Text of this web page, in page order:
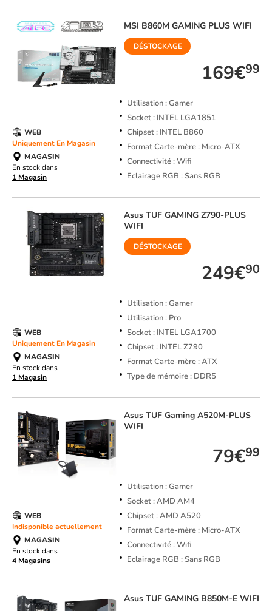
MSI B860M GAMING PLUS WIFI
DÉSTOCKAGE
169€99
Utilisation : Gamer
Socket : INTEL LGA1851
Chipset : INTEL B860
Format Carte-mère : Micro-ATX
Connectivité : Wifi
Eclairage RGB : Sans RGB
WEB
Uniquement En Magasin
MAGASIN
En stock dans
1 Magasin
Asus TUF GAMING Z790-PLUS
WIFI
DÉSTOCKAGE
249€90
Utilisation : Gamer
Utilisation : Pro
Socket : INTEL LGA1700
Chipset : INTEL Z790
Format Carte-mère : ATX
Type de mémoire : DDR5
WEB
Uniquement En Magasin
MAGASIN
En stock dans
1 Magasin
Asus TUF Gaming A520M-PLUS
WIFI
79€99
Utilisation : Gamer
Socket : AMD AM4
Chipset : AMD A520
Format Carte-mère : Micro-ATX
Connectivité : Wifi
Eclairage RGB : Sans RGB
WEB
Indisponible actuellement
MAGASIN
En stock dans
4 Magasins
Asus TUF GAMING B850M-E WIFI